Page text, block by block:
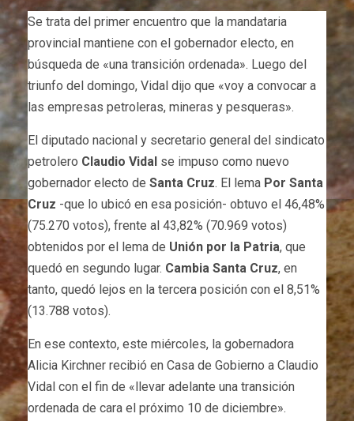
Se trata del primer encuentro que la mandataria
provincial mantiene con el gobernador electo, en
búsqueda de «una transición ordenada». Luego del
triunfo del domingo, Vidal dijo que «voy a convocar a
las empresas petroleras, mineras y pesqueras».
El diputado nacional y secretario general del sindicato
petrolero Claudio Vidal se impuso como nuevo
gobernador electo de Santa Cruz. El lema Por Santa
Cruz -que lo ubicó en esa posición- obtuvo el 46,48%
(75.270 votos), frente al 43,82% (70.969 votos)
obtenidos por el lema de Unión por la Patria, que
quedó en segundo lugar. Cambia Santa Cruz, en
tanto, quedó lejos en la tercera posición con el 8,51%
(13.788 votos).
En ese contexto, este miércoles, la gobernadora
Alicia Kirchner recibió en Casa de Gobierno a Claudio
Vidal con el fin de «llevar adelante una transición
ordenada de cara el próximo 10 de diciembre».